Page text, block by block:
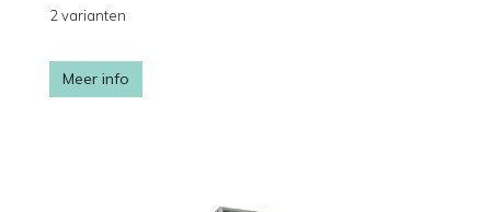
2 varianten
Meer info